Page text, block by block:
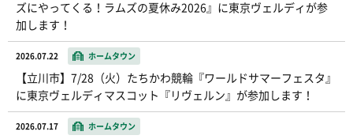
ズにやってくる！ラムズの夏休み2026』に東京ヴェルディが参
加します！
2026.07.22 ホームタウン
【立川市】7/28（火）たちかわ競輪『ワールドサマーフェスタ』
に東京ヴェルディマスコット『リヴェルン』が参加します！
2026.07.17 ホームタウン